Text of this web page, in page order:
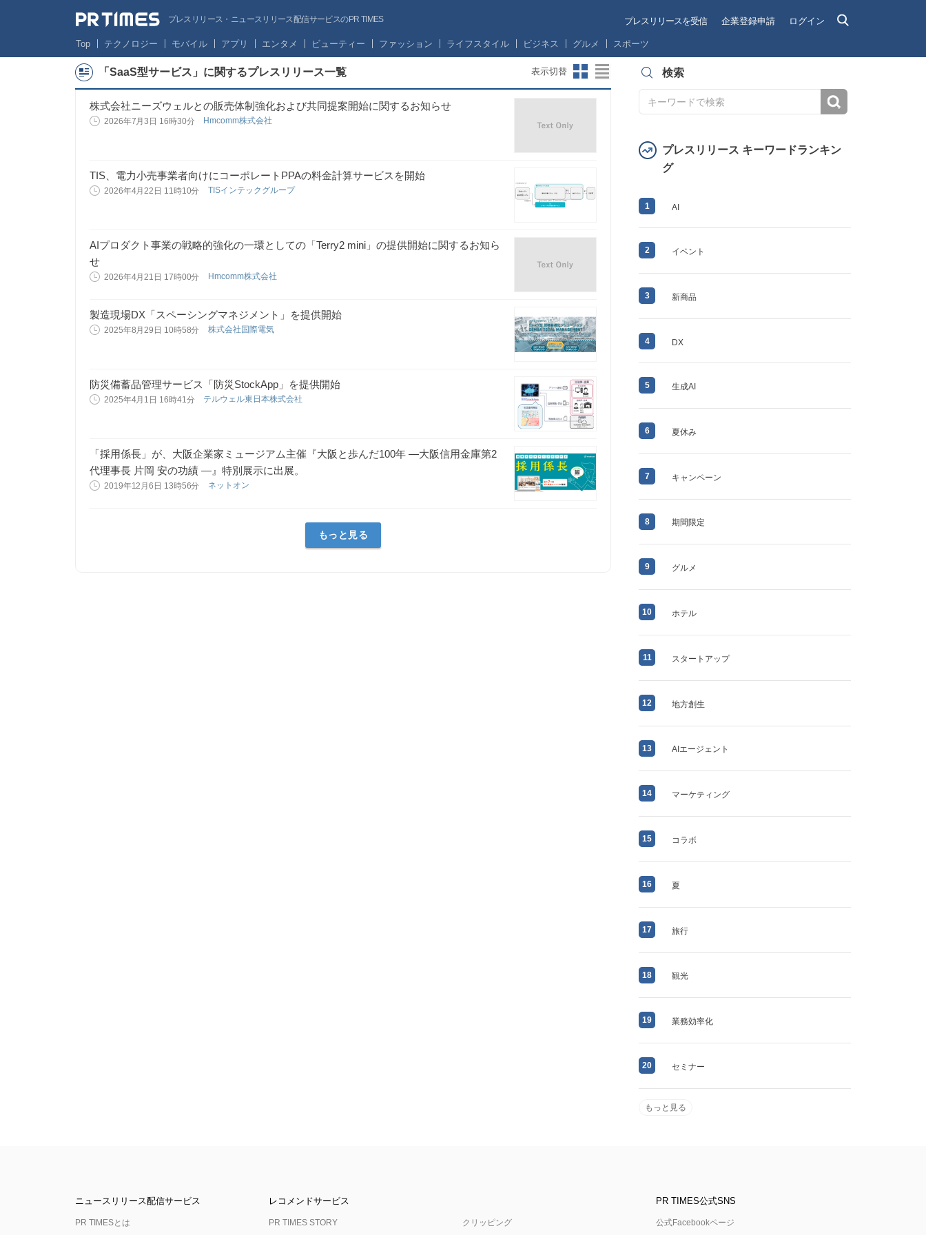
プレスリリース・ニュースリリース配信サービスのPR TIMES プレスリリースを受信 企業登録申請 ログイン
Top テクノロジー モバイル アプリ エンタメ ビューティー ファッション ライフスタイル ビジネス グルメ スポーツ
「SaaS型サービス」に関するプレスリリース一覧 表示切替
株式会社ニーズウェルとの販売体制強化および共同提案開始に関するお知らせ
2026年7月3日 16時30分 Hmcomm株式会社
TIS、電力小売事業者向けにコーポレートPPAの料金計算サービスを開始
2026年4月22日 11時10分 TISインテックグループ
AIプロダクト事業の戦略的強化の一環としての「Terry2 mini」の提供開始に関するお知ら
せ
2026年4月21日 17時00分 Hmcomm株式会社
製造現場DX「スペーシングマネジメント」を提供開始
2025年8月29日 10時58分 株式会社国際電気
防災備蓄品管理サービス「防災StockApp」を提供開始
2025年4月1日 16時41分 テルウェル東日本株式会社
「採用係長」が、大阪企業家ミュージアム主催『大阪と歩んだ100年 ―大阪信用金庫第2
代理事長 片岡 安の功績 ―』特別展示に出展。
2019年12月6日 13時56分 ネットオン
もっと見る
検索
プレスリリース キーワードランキン
グ
1 AI
2 イベント
3 新商品
4 DX
5 生成AI
6 夏休み
7 キャンペーン
8 期間限定
9 グルメ
10 ホテル
11 スタートアップ
12 地方創生
13 AIエージェント
14 マーケティング
15 コラボ
16 夏
17 旅行
18 観光
19 業務効率化
20 セミナー
もっと見る
ニュースリリース配信サービス
PR TIMESとは
レコメンドサービス
PR TIMES STORY クリッピング
PR TIMES公式SNS
公式Facebookページ